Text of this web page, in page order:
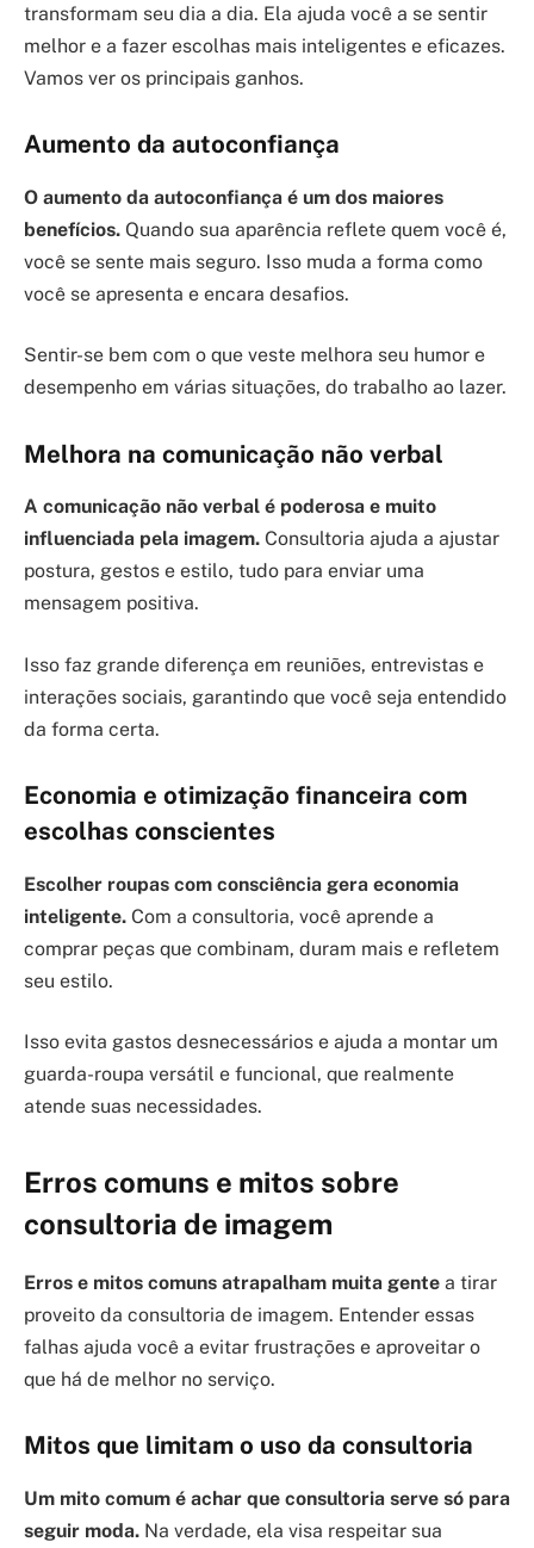
transformam seu dia a dia. Ela ajuda você a se sentir
melhor e a fazer escolhas mais inteligentes e eficazes.
Vamos ver os principais ganhos.
Aumento da autoconfiança
O aumento da autoconfiança é um dos maiores
benefícios. Quando sua aparência reflete quem você é,
você se sente mais seguro. Isso muda a forma como
você se apresenta e encara desafios.
Sentir-se bem com o que veste melhora seu humor e
desempenho em várias situações, do trabalho ao lazer.
Melhora na comunicação não verbal
A comunicação não verbal é poderosa e muito
influenciada pela imagem. Consultoria ajuda a ajustar
postura, gestos e estilo, tudo para enviar uma
mensagem positiva.
Isso faz grande diferença em reuniões, entrevistas e
interações sociais, garantindo que você seja entendido
da forma certa.
Economia e otimização financeira com
escolhas conscientes
Escolher roupas com consciência gera economia
inteligente. Com a consultoria, você aprende a
comprar peças que combinam, duram mais e refletem
seu estilo.
Isso evita gastos desnecessários e ajuda a montar um
guarda-roupa versátil e funcional, que realmente
atende suas necessidades.
Erros comuns e mitos sobre
consultoria de imagem
Erros e mitos comuns atrapalham muita gente a tirar
proveito da consultoria de imagem. Entender essas
falhas ajuda você a evitar frustrações e aproveitar o
que há de melhor no serviço.
Mitos que limitam o uso da consultoria
Um mito comum é achar que consultoria serve só para
seguir moda. Na verdade, ela visa respeitar sua